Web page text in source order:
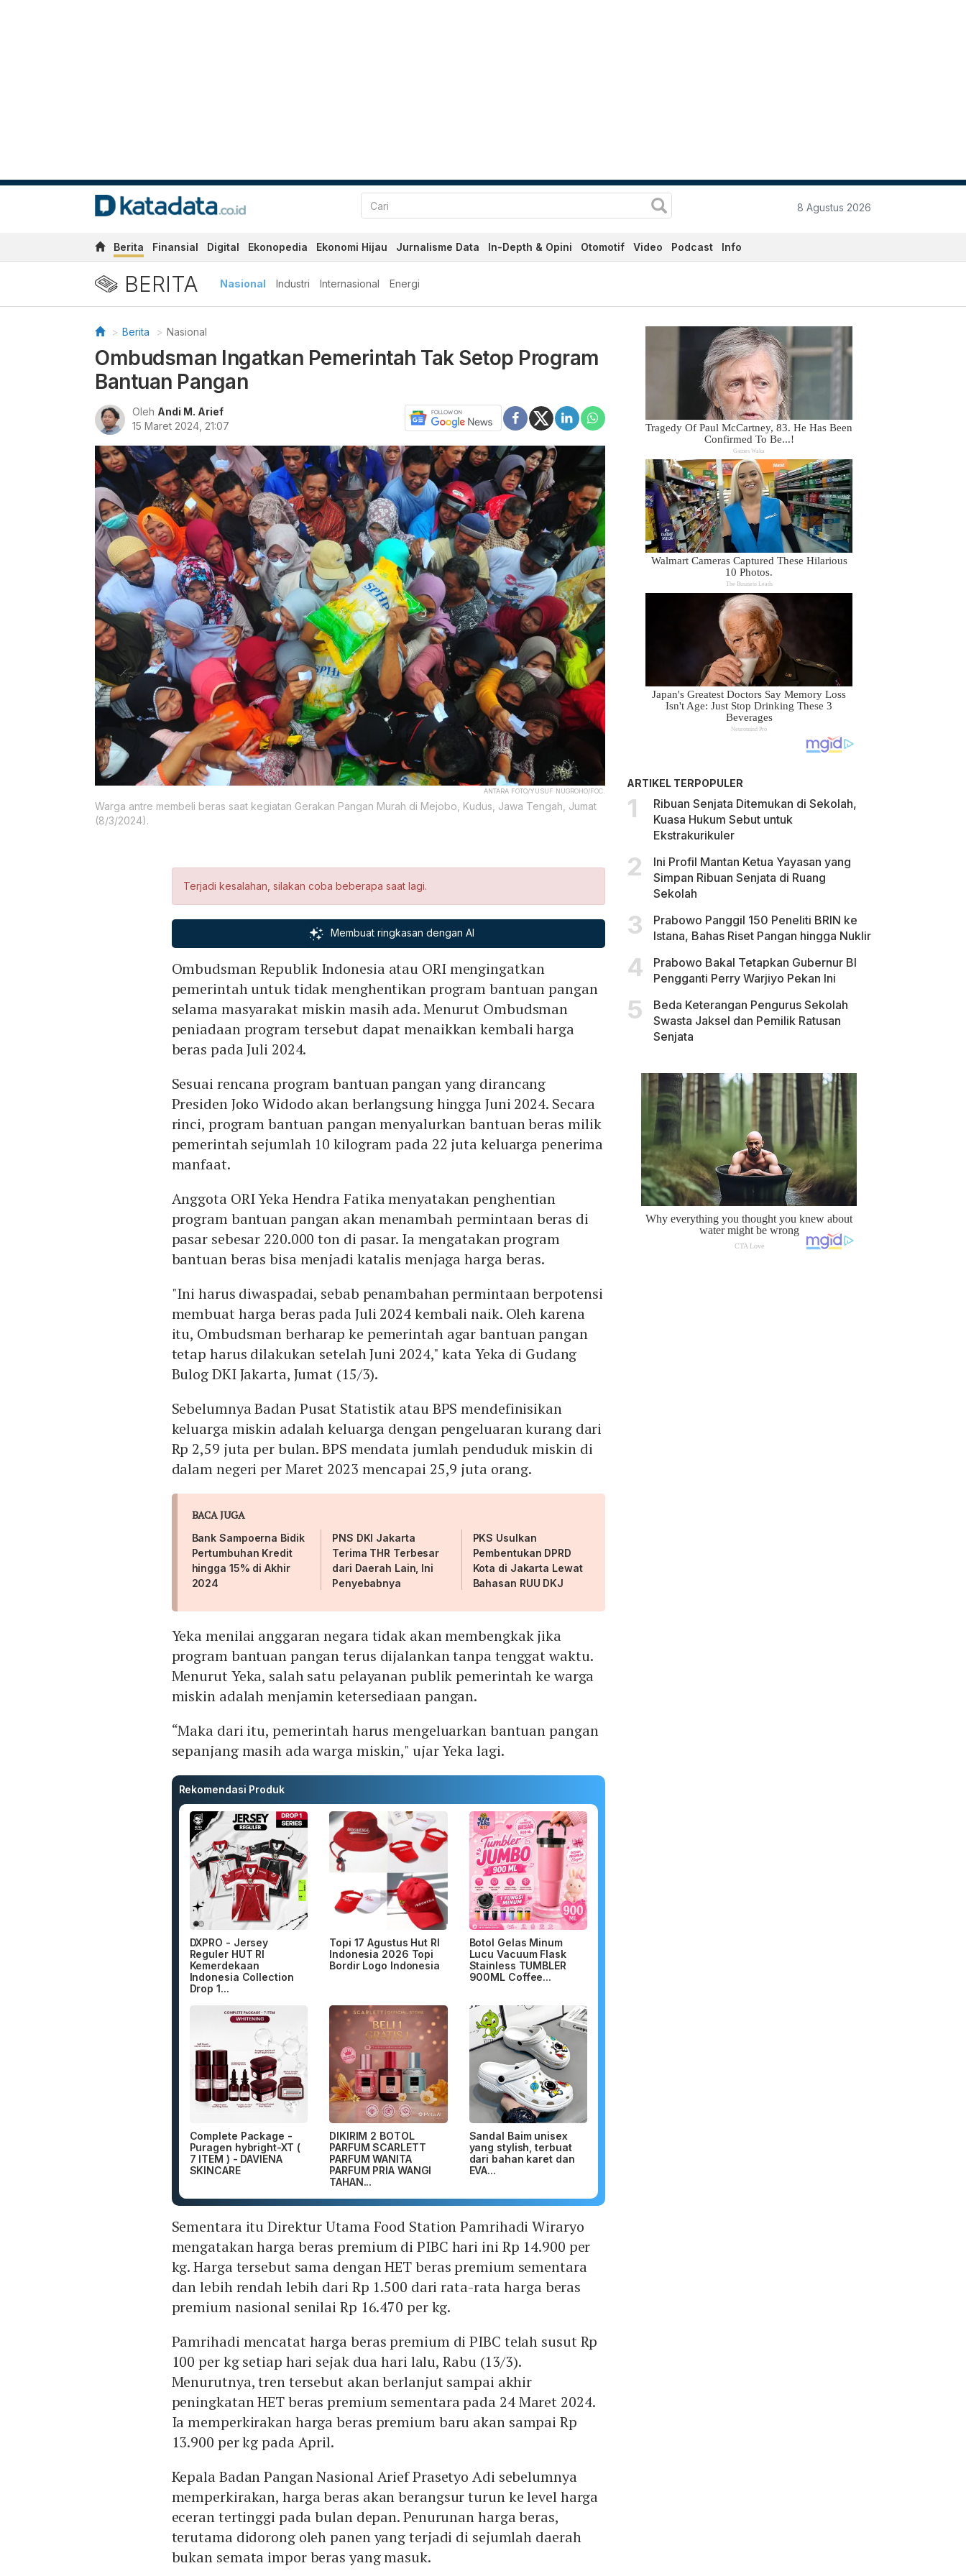
8 Agustus 2026
Berita Finansial Digital Ekonopedia Ekonomi Hijau Jurnalisme Data In-Depth & Opini Otomotif Video Podcast Info
BERITA Nasional Industri Internasional Energi
Berita Nasional
Ombudsman Ingatkan Pemerintah Tak Setop Program
Bantuan Pangan
Oleh Andi M. Arief
15 Maret 2024, 21:07
ANTARA FOTO/YUSUF NUGROHO/FOC.
Warga antre membeli beras saat kegiatan Gerakan Pangan Murah di Mejobo, Kudus, Jawa Tengah, Jumat
(8/3/2024).
Terjadi kesalahan, silakan coba beberapa saat lagi.
Membuat ringkasan dengan AI
Ombudsman Republik Indonesia atau ORI mengingatkan
pemerintah untuk tidak menghentikan program bantuan pangan
selama masyarakat miskin masih ada. Menurut Ombudsman
peniadaan program tersebut dapat menaikkan kembali harga
beras pada Juli 2024.
Sesuai rencana program bantuan pangan yang dirancang
Presiden Joko Widodo akan berlangsung hingga Juni 2024. Secara
rinci, program bantuan pangan menyalurkan bantuan beras milik
pemerintah sejumlah 10 kilogram pada 22 juta keluarga penerima
manfaat.
Anggota ORI Yeka Hendra Fatika menyatakan penghentian
program bantuan pangan akan menambah permintaan beras di
pasar sebesar 220.000 ton di pasar. Ia mengatakan program
bantuan beras bisa menjadi katalis menjaga harga beras.
"Ini harus diwaspadai, sebab penambahan permintaan berpotensi
membuat harga beras pada Juli 2024 kembali naik. Oleh karena
itu, Ombudsman berharap ke pemerintah agar bantuan pangan
tetap harus dilakukan setelah Juni 2024," kata Yeka di Gudang
Bulog DKI Jakarta, Jumat (15/3).
Sebelumnya Badan Pusat Statistik atau BPS mendefinisikan
keluarga miskin adalah keluarga dengan pengeluaran kurang dari
Rp 2,59 juta per bulan. BPS mendata jumlah penduduk miskin di
dalam negeri per Maret 2023 mencapai 25,9 juta orang.
BACA JUGA
Bank Sampoerna Bidik
Pertumbuhan Kredit
hingga 15% di Akhir
2024
PNS DKI Jakarta
Terima THR Terbesar
dari Daerah Lain, Ini
Penyebabnya
PKS Usulkan
Pembentukan DPRD
Kota di Jakarta Lewat
Bahasan RUU DKJ
Yeka menilai anggaran negara tidak akan membengkak jika
program bantuan pangan terus dijalankan tanpa tenggat waktu.
Menurut Yeka, salah satu pelayanan publik pemerintah ke warga
miskin adalah menjamin ketersediaan pangan.
“Maka dari itu, pemerintah harus mengeluarkan bantuan pangan
sepanjang masih ada warga miskin," ujar Yeka lagi.
Rekomendasi Produk
DXPRO - Jersey
Reguler HUT RI
Kemerdekaan
Indonesia Collection
Drop 1...
Topi 17 Agustus Hut RI
Indonesia 2026 Topi
Bordir Logo Indonesia
Botol Gelas Minum
Lucu Vacuum Flask
Stainless TUMBLER
900ML Coffee...
Complete Package -
Puragen hybright-XT (
7 ITEM ) - DAVIENA
SKINCARE
DIKIRIM 2 BOTOL
PARFUM SCARLETT
PARFUM WANITA
PARFUM PRIA WANGI
TAHAN...
Sandal Baim unisex
yang stylish, terbuat
dari bahan karet dan
EVA...
Sementara itu Direktur Utama Food Station Pamrihadi Wiraryo
mengatakan harga beras premium di PIBC hari ini Rp 14.900 per
kg. Harga tersebut sama dengan HET beras premium sementara
dan lebih rendah lebih dari Rp 1.500 dari rata-rata harga beras
premium nasional senilai Rp 16.470 per kg.
Pamrihadi mencatat harga beras premium di PIBC telah susut Rp
100 per kg setiap hari sejak dua hari lalu, Rabu (13/3).
Menurutnya, tren tersebut akan berlanjut sampai akhir
peningkatan HET beras premium sementara pada 24 Maret 2024.
Ia memperkirakan harga beras premium baru akan sampai Rp
13.900 per kg pada April.
Kepala Badan Pangan Nasional Arief Prasetyo Adi sebelumnya
memperkirakan, harga beras akan berangsur turun ke level harga
eceran tertinggi pada bulan depan. Penurunan harga beras,
terutama didorong oleh panen yang terjadi di sejumlah daerah
bukan semata impor beras yang masuk.
ARTIKEL TERPOPULER
Ribuan Senjata Ditemukan di Sekolah,
Kuasa Hukum Sebut untuk
Ekstrakurikuler
Ini Profil Mantan Ketua Yayasan yang
Simpan Ribuan Senjata di Ruang
Sekolah
Prabowo Panggil 150 Peneliti BRIN ke
Istana, Bahas Riset Pangan hingga Nuklir
Prabowo Bakal Tetapkan Gubernur BI
Pengganti Perry Warjiyo Pekan Ini
Beda Keterangan Pengurus Sekolah
Swasta Jaksel dan Pemilik Ratusan
Senjata